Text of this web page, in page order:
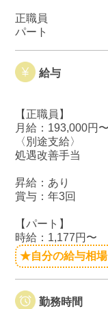
正職員
パート
給与
【正職員】
月給：193,000円〜
〈別途支給〉
処遇改善手当
昇給：あり
賞与：年3回
【パート】
時給：1,177円〜
★自分の給与相
勤務時間